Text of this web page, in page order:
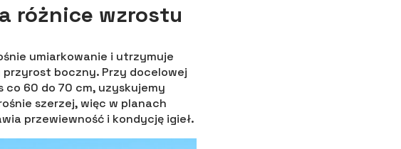
różnice wzrostu
umiarkowanie i utrzymuje
przyrost boczny. Przy docelowej
60 do 70 cm, uzyskujemy
szerzej, więc w planach
przewiewność i kondycję igieł.